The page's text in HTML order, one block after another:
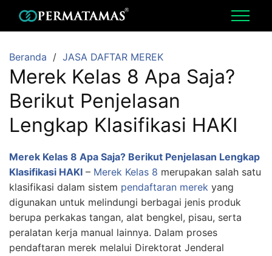
Beranda JASA DAFTAR MEREK
Merek Kelas 8 Apa Saja?
Berikut Penjelasan
Lengkap Klasifikasi HAKI
Merek Kelas 8 Apa Saja? Berikut Penjelasan Lengkap
Klasifikasi HAKI – Merek Kelas 8 merupakan salah satu
klasifikasi dalam sistem pendaftaran merek yang
digunakan untuk melindungi berbagai jenis produk
berupa perkakas tangan, alat bengkel, pisau, serta
peralatan kerja manual lainnya. Dalam proses
pendaftaran merek melalui Direktorat Jenderal